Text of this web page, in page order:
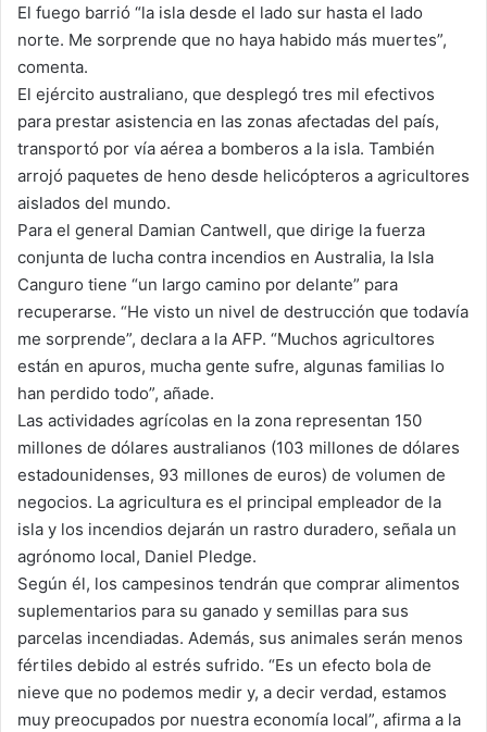
El fuego barrió “la isla desde el lado sur hasta el lado
norte. Me sorprende que no haya habido más muertes”,
comenta.
El ejército australiano, que desplegó tres mil efectivos
para prestar asistencia en las zonas afectadas del país,
transportó por vía aérea a bomberos a la isla. También
arrojó paquetes de heno desde helicópteros a agricultores
aislados del mundo.
Para el general Damian Cantwell, que dirige la fuerza
conjunta de lucha contra incendios en Australia, la Isla
Canguro tiene “un largo camino por delante” para
recuperarse. “He visto un nivel de destrucción que todavía
me sorprende”, declara a la AFP. “Muchos agricultores
están en apuros, mucha gente sufre, algunas familias lo
han perdido todo”, añade.
Las actividades agrícolas en la zona representan 150
millones de dólares australianos (103 millones de dólares
estadounidenses, 93 millones de euros) de volumen de
negocios. La agricultura es el principal empleador de la
isla y los incendios dejarán un rastro duradero, señala un
agrónomo local, Daniel Pledge.
Según él, los campesinos tendrán que comprar alimentos
suplementarios para su ganado y semillas para sus
parcelas incendiadas. Además, sus animales serán menos
fértiles debido al estrés sufrido. “Es un efecto bola de
nieve que no podemos medir y, a decir verdad, estamos
muy preocupados por nuestra economía local”, afirma a la